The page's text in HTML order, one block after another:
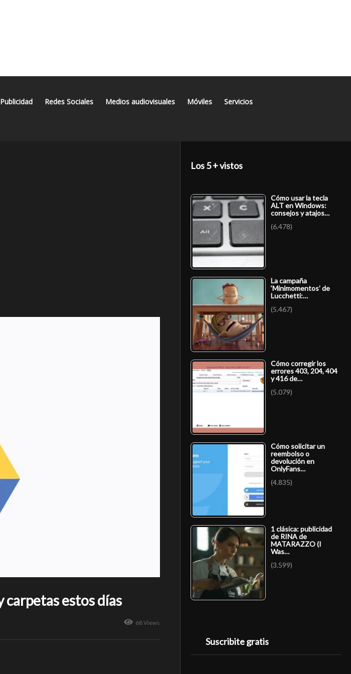
Publicidad Redes Sociales Medios audiovisuales Móviles Servicios
estos días
68 Views
Los 5 + vistos
Cómo usar la tecla
ALT en Windows:
consejos y atajos…
(6.478)
La campaña
‘Minimomentos’ de
Lucchetti:…
(5.467)
Cómo corregir los
errores 403, 204, 404
y 416 de…
(5.079)
Cómo solicitar un
reembolso o
devolución en
OnlyFans…
(4.835)
1 clásica: publicidad
de RINA de
MATARAZZO (I
Was…
(3.599)
Suscribite gratis